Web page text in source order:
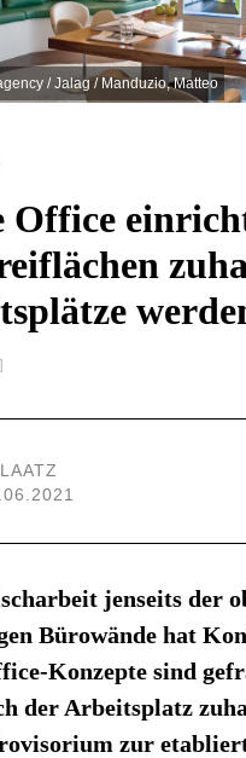
/ Jalag / Manduzio, Matteo
Office
jenseits der
Bürowände hat
Konzepte sind
der Arbeitsplatz
zur